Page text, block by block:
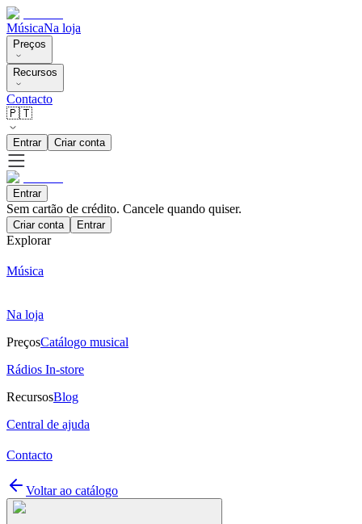
MúsicaNa loja
Preços
Recursos
Contacto
🇵🇹
Entrar Criar conta
Entrar
Sem cartão de crédito. Cancele quando quiser.
Criar conta Entrar
Explorar
Música
Na loja
PreçosCatálogo musical
Rádios In-store
RecursosBlog
Central de ajuda
Contacto
Voltar ao catálogo